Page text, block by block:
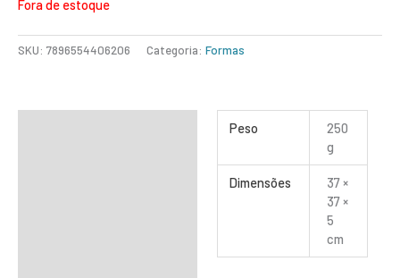
Fora de estoque
SKU: 7896554406206 Categoria: Formas
Peso
250
g
Dimensões
37 ×
37 ×
5
cm